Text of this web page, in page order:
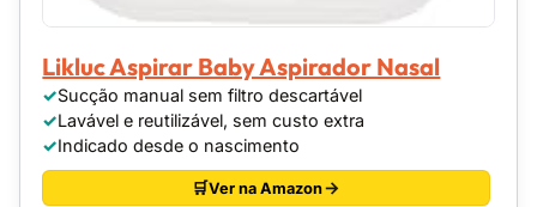
Likluc Aspirar Baby Aspirador Nasal
Sucção manual sem filtro descartável
Lavável e reutilizável, sem custo extra
Indicado desde o nascimento
Ver na Amazon